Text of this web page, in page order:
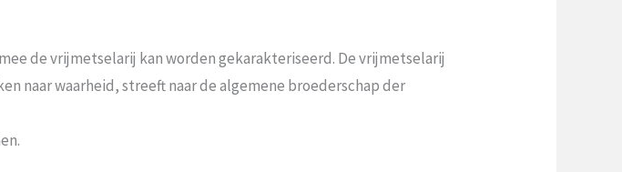
de vrijmetselarij kan worden gekarakteriseerd. De vrijmetselarij
naar waarheid, streeft naar de algemene broederschap der